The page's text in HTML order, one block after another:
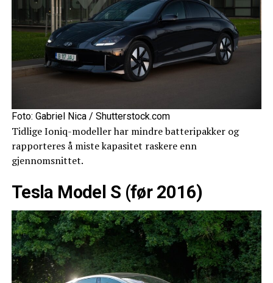
Foto: Gabriel Nica / Shutterstock.com
Tidlige Ioniq-modeller har mindre batteripakker og
rapporteres å miste kapasitet raskere enn
gjennomsnittet.
Tesla Model S (før 2016)